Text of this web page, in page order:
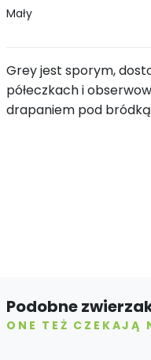
Mały
Grey jest sporym,
półeczkach i
drapaniem pod
Podobne
ONE TEŻ CZEKAJĄ